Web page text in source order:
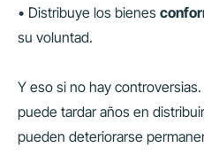
• Distribuye los bienes
su voluntad.
Y eso si no hay
puede tardar años en
pueden deteriorarse